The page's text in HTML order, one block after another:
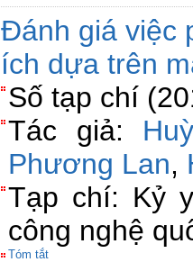
Đánh giá việc
ích dựa trên
Số tạp chí
Tác giả:
Phương Lan,
Tạp chí: Kỷ
công nghệ
Tóm tắt